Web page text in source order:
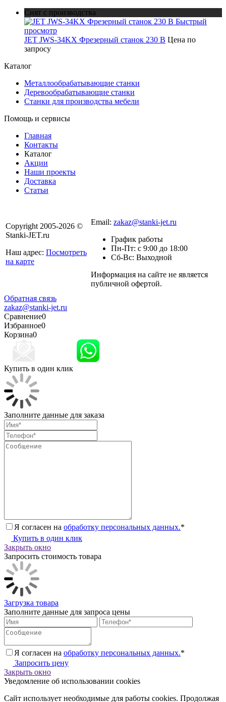
Снят с производства
Быстрый
просмотр
JET JWS-34KX Фрезерный станок 230 В Цена по
запросу
Каталог
Металлообрабатывающие станки
Деревообрабатывающие станки
Станки для производства мебели
Помощь и сервисы
Главная
Контакты
Каталог
Акции
Наши проекты
Доставка
Статьи
Copyright 2005-2026 ©
Stanki-JET.ru
Наш адрес: Посмотреть
на карте
Email: zakaz@stanki-jet.ru
График работы
Пн-Пт: с 9:00 до 18:00
Сб-Вс: Выходной
Информация на сайте не является
публичной офертой.
Обратная связь
zakaz@stanki-jet.ru
Сравнение0
Избранное0
Корзина0
Купить в один клик
Заполните данные для заказа
Я согласен на обработку персональных данных.*
Купить в один клик
Закрыть окно
Запросить стоимость товара
Загрузка товара
Заполните данные для запроса цены
Я согласен на обработку персональных данных.*
Запросить цену
Закрыть окно
Уведомление об использовании cookies
Сайт использует необходимые для работы cookies. Продолжая